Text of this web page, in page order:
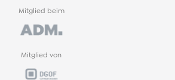
Mitglied beim
Mitglied von